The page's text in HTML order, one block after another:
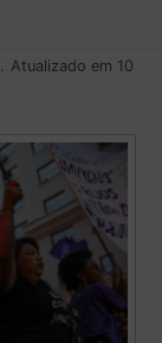
Atualizado em 10